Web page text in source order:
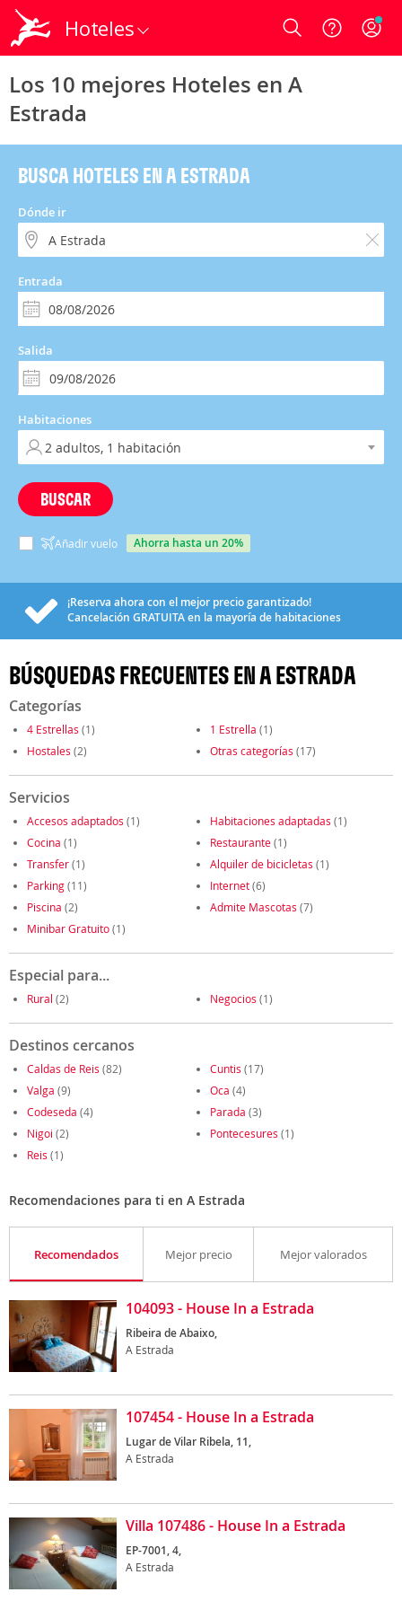
Hoteles Login
Los 10 mejores Hoteles en A
Estrada
BUSCA HOTELES EN A ESTRADA
Dónde ir
Entrada
Salida
Habitaciones
BUSCAR
Añadir vuelo ahorra hasta un 20%
¡Reserva ahora con el mejor precio garantizado!
Cancelación GRATUITAen la mayoría de habitaciones
BÚSQUEDAS FRECUENTES EN A ESTRADA
Categorías
4 Estrellas (1) 1 Estrella (1)
Hostales (2) Otras categorías (17)
Servicios
Accesos adaptados (1) Habitaciones adaptadas (1)
Cocina (1) Restaurante(1)
Transfer(1) Alquiler de bicicletas (1)
Parking(11) Internet(6)
Piscina (2) Admite Mascotas (7)
Minibar Gratuito(1)
Especial para...
Rural (2) Negocios (1)
Destinos cercanos
Caldas de Reis (82) Cuntis (17)
Valga (9) Oca (4)
Codeseda (4) Parada (3)
Nigoi (2) Pontecesures (1)
Reis (1)
Recomendaciones para ti en A Estrada
Recomendados Mejor precio Mejor valorados
104093 - House In a Estrada
Ribeira de Abaixo,
A Estrada
107454 - House In a Estrada
Lugar de Vilar Ribela, 11,
A Estrada
Villa 107486 - House In a Estrada
EP-7001, 4,
A Estrada